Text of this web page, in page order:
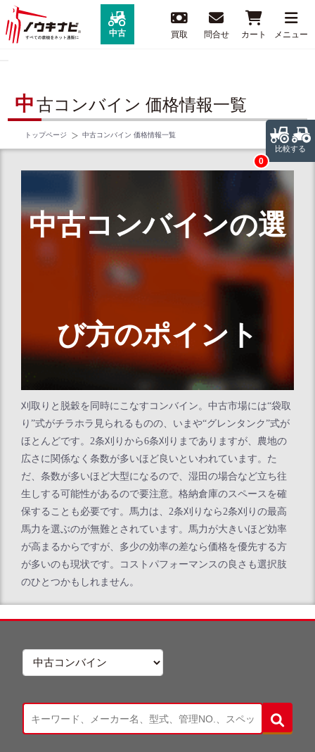
中古 買取 問合せ カート メニュー
比較する
0
中 古コンバイン 価格情報一覧
トップページ 中古コンバイン 価格情報一覧
中古コンバインの選
び方のポイント
刈取りと脱穀を同時にこなすコンバイン。中古市場には“袋取
り”式がチラホラ見られるものの、いまや“グレンタンク”式が
ほとんどです。2条刈りから6条刈りまでありますが、農地の
広さに関係なく条数が多いほど良いといわれています。た
だ、条数が多いほど大型になるので、湿田の場合など立ち往
生しする可能性があるので要注意。格納倉庫のスペースを確
保することも必要です。馬力は、2条刈りなら2条刈りの最高
馬力を選ぶのが無難とされています。馬力が大きいほど効率
が高まるからですが、多少の効率の差なら価格を優先する方
が多いのも現状です。コストパフォーマンスの良さも選択肢
のひとつかもしれません。